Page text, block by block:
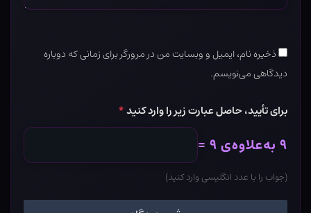
ذخیره نام، ایمیل و وبسایت من در مرورگر برای زمانی که دوباره
دیدگاهی می‌نویسم.
برای تأیید، حاصل عبارت زیر را وارد کنید*
۹ به‌علاوه‌ی ۹ =
(جواب را با عدد انگلیسی وارد کنید)